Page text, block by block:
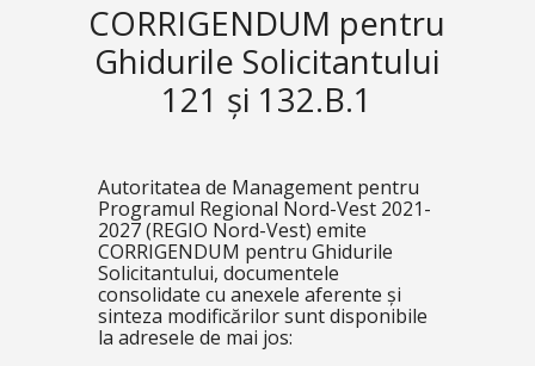
CORRIGENDUM pentru
Ghidurile Solicitantului
121 și 132.B.1
Autoritatea de Management pentru
Programul Regional Nord-Vest 2021-
2027 (REGIO Nord-Vest) emite
CORRIGENDUM pentru Ghidurile
Solicitantului, documentele
consolidate cu anexele aferente și
sinteza modificărilor sunt disponibile
la adresele de mai jos: